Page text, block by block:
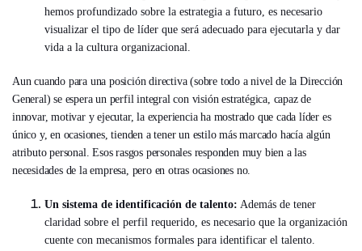
hemos profundizado sobre la estrategia a futuro, es necesario
visualizar el tipo de líder que será adecuado para ejecutarla y dar
vida a la cultura organizacional.
Aun cuando para una posición directiva (sobre todo a nivel de la Dirección
General) se espera un perfil integral con visión estratégica, capaz de
innovar, motivar y ejecutar, la experiencia ha mostrado que cada líder es
único y, en ocasiones, tienden a tener un estilo más marcado hacía algún
atributo personal. Esos rasgos personales responden muy bien a las
necesidades de la empresa, pero en otras ocasiones no.
Un sistema de identificación de talento: Además de tener
claridad sobre el perfil requerido, es necesario que la organización
cuente con mecanismos formales para identificar el talento.